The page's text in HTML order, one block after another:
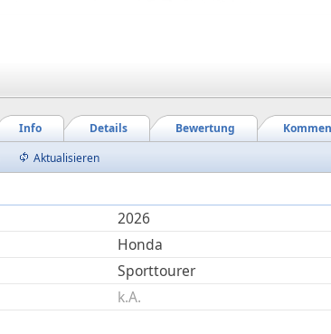
Bewertung
Details
Info
Aktualisieren
2026
Honda
Sporttourer
k.A.